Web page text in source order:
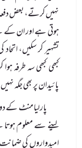
نہیں کرتے، بعض
ہوتی ہے اور ان کے
تشہیر کر سکیں،
کبھی کبھی سہ طرفہ
پائیدان پر بھی جگہ
امیدواروں کی ضمانت